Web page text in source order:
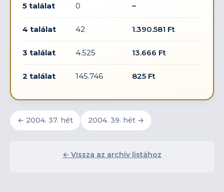
5 találat 0 –
4 találat 42 1.390.581 Ft
3 találat 4.525 13.666 Ft
2 találat 145.746 825 Ft
← 2004. 37. hét 2004. 39. hét →
← Vissza az archív listához